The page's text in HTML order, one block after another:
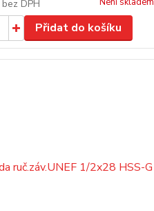
bez DPH
Přidat do košíku